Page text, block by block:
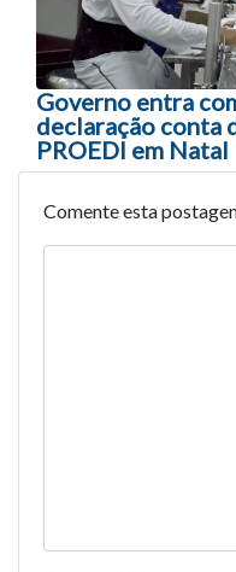
Governo entra
declaração conta
PROEDI em Natal
Comente esta